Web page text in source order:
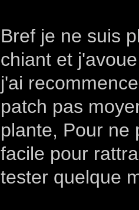
Bref je ne suis
chiant et
j'ai
patch pas
plante, Pour ne
facile pour
tester quelque